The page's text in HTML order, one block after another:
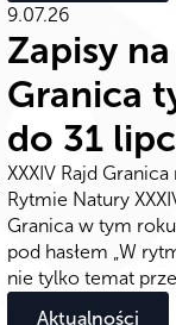
9.07.26
Zapisy
Granica
do 31
XXXIV Rajd Granica
Rytmie Natury
Granica w tym
pod hasłem „W
nie tylko temat
Aktualności